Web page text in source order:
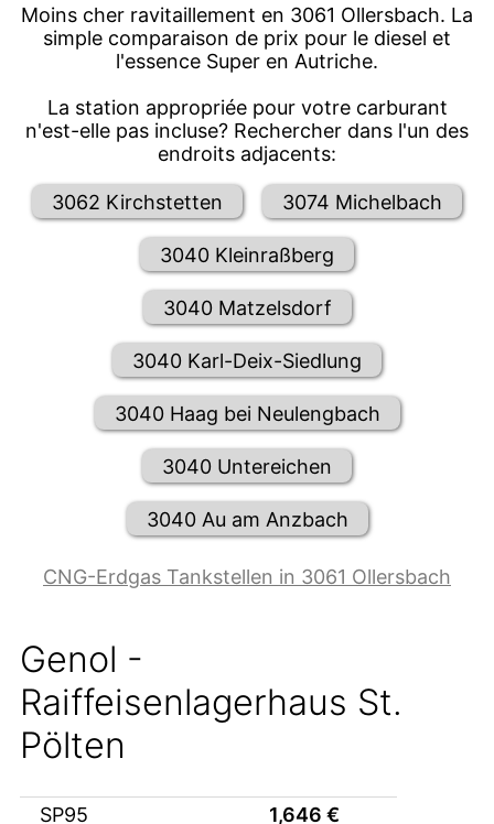
Moins cher ravitaillement en 3061 Ollersbach. La
simple comparaison de prix pour le diesel et
l'essence Super en Autriche.
La station appropriée pour votre carburant
n'est-elle pas incluse? Rechercher dans l'un des
endroits adjacents:
3062 Kirchstetten 3074 Michelbach
3040 Kleinraßberg
3040 Matzelsdorf
3040 Karl-Deix-Siedlung
3040 Haag bei Neulengbach
3040 Untereichen
3040 Au am Anzbach
CNG-Erdgas Tankstellen in 3061 Ollersbach
Genol -
Raiffeisenlagerhaus St.
Pölten
SP95 1,646 €